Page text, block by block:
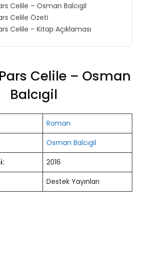
Celile – Osman Balcıgil
Celile Özeti
Celile – Kitap Açıklaması
Celile – Osman
Balcıgil
Roman
Osman Balcıgil
2016
Destek Yayınları